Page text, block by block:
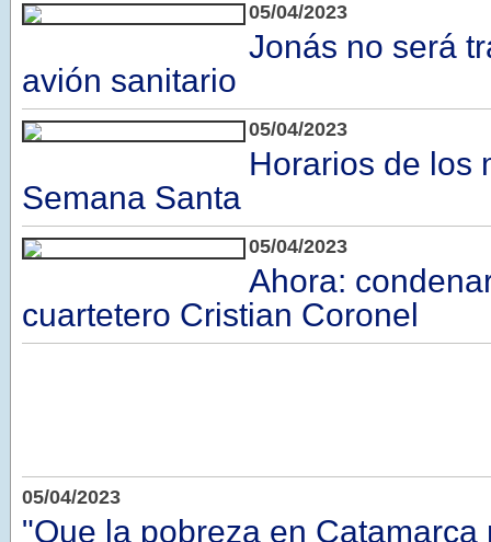
05/04/2023
Jonás no será
avión sanitario
05/04/2023
Horarios de los
Semana Santa
05/04/2023
Ahora:
cuartetero Cristian Coronel
05/04/2023
"Que la pobreza en Catamarca